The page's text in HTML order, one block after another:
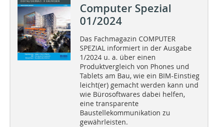
Computer Spezial
01/2024
Das Fachmagazin COMPUTER
SPEZIAL informiert in der Ausgabe
1/2024 u. a. über einen
Produktvergleich von Phones und
Tablets am Bau, wie ein BIM-Einstieg
leicht(er) gemacht werden kann und
wie Bürosoftwares dabei helfen,
eine transparente
Baustellekommunikation zu
gewährleisten.